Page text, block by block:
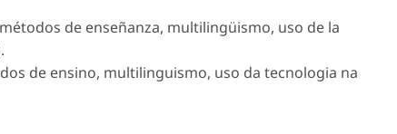
de enseñanza, multilingüismo, uso de la
de ensino, multilinguismo, uso da tecnologia na